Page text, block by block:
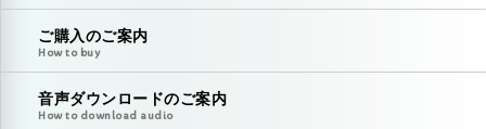
ご購入のご案内
How to buy
音声ダウンロードのご案内
How to download audio